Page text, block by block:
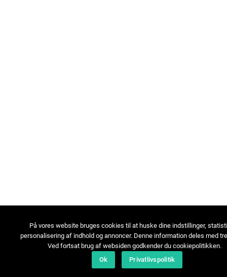
På vores website bruges cookies til at huske dine indstillinger,
personalisering af indhold og annoncer. Denne information deles med
Ved fortsat brug af websiden godkender du cookiepolitikken.
Ok
Privatlivspolitik